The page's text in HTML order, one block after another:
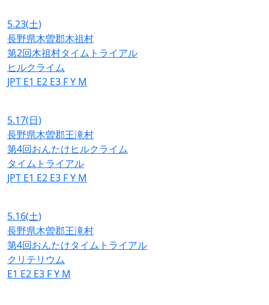
5.23(土)
長野県木曽郡木祖村
第2回木祖村タイムトライアル
ヒルクライム
JPT E1 E2 E3 FY M
5.17(日)
長野県木曽郡王滝村
第4回おんたけヒルクライム
タイムトライアル
JPT E1 E2 E3 FY M
5.16(土)
長野県木曽郡王滝村
第4回おんたけタイムトライアル
クリテリウム
E1 E2 E3 FY M